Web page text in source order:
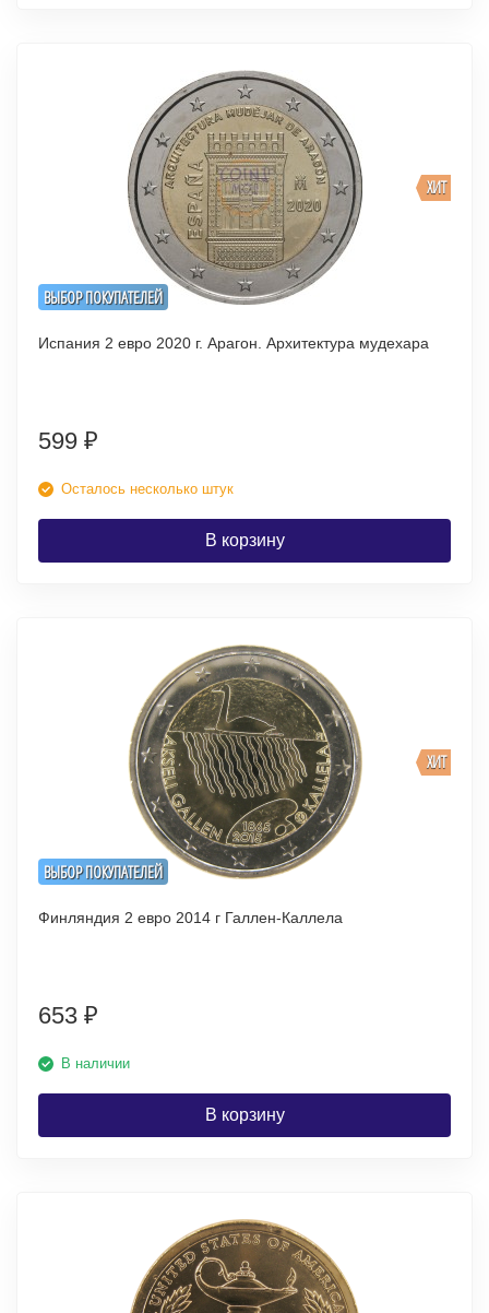
ВЫБОР ПОКУПАТЕЛЕЙ
ХИТ
Испания 2 евро 2020 г. Арагон. Архитектура мудехара
599 ₽
Осталось несколько штук
В корзину
ВЫБОР ПОКУПАТЕЛЕЙ
ХИТ
Финляндия 2 евро 2014 г Галлен-Каллела
653 ₽
В наличии
В корзину